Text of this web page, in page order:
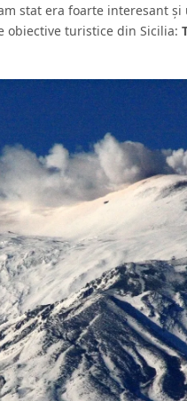
stat era foarte interesant
obiective turistice din Sicilia: